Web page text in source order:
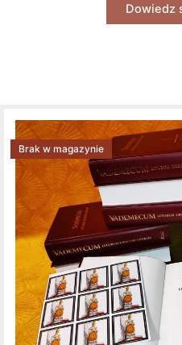
Dowiedz
Brak w magazynie